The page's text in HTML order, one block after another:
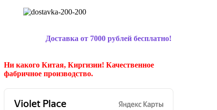
Доставка от 7000 рублей бесплатно!
Ни какого Китая, Киргизии! Качественное
фабричное производство.